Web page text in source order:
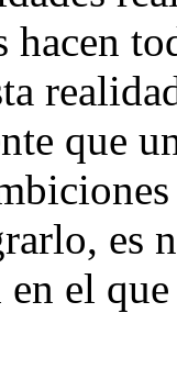
hacen
que
es
el